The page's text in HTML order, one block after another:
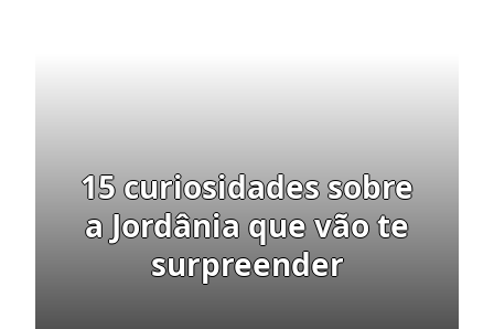
15 curiosidades sobre
a Jordânia que vão te
surpreender